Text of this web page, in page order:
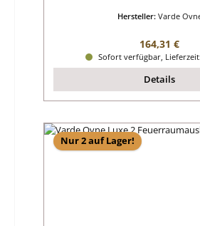
Hersteller: Varde
Regulärer
164,31 €
Sofort verfügbar,
Details
Nur 2 auf Lager!